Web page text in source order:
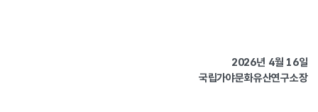
2026년 4월 16일
국립가야문화유산연구소장